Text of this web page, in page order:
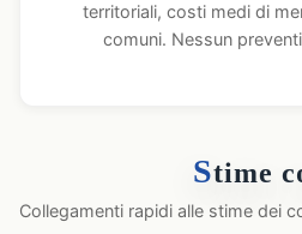
territoriali, costi medi di
comuni. Nessun
Stime
Collegamenti rapidi alle stime dei